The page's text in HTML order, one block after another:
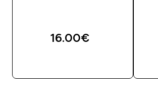
16.00€‎